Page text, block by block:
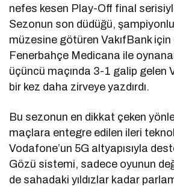
nefes kesen Play-Off final
Sezonun son düdüğü,
müzesine götüren VakıfBank için
Fenerbahçe Medicana ile
üçüncü maçında 3-1 galip gelen
bir kez daha zirveye yazdırdı.
Bu sezonun en dikkat çeken
maçlara entegre edilen ileri
Vodafone’un 5G altyapısıyla
Gözü sistemi, sadece oyunun
de sahadaki yıldızlar kadar